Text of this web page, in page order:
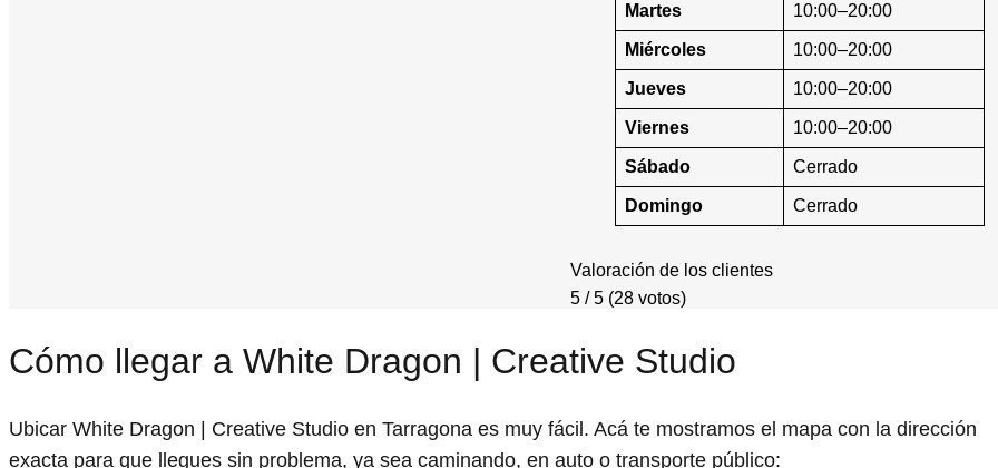
Martes 10:00–20:00
Miércoles 10:00–20:00
Jueves 10:00–20:00
Viernes 10:00–20:00
Sábado Cerrado
Domingo Cerrado
Valoración de los clientes
5 / 5 (28 votos)
Cómo llegar a White Dragon | Creative Studio
Ubicar White Dragon | Creative Studio en Tarragona es muy fácil. Acá te mostramos el mapa con la dirección
exacta para que llegues sin problema, ya sea caminando, en auto o transporte público: